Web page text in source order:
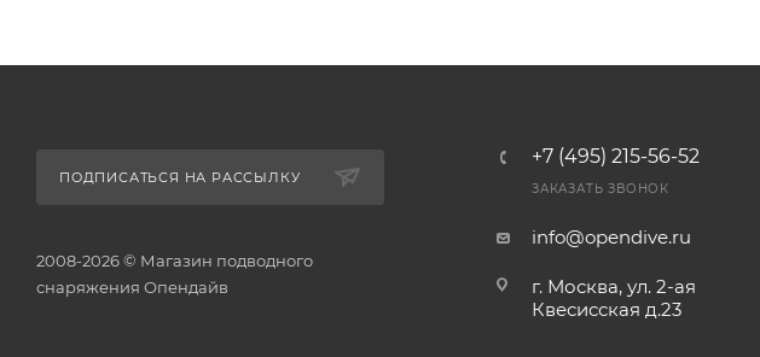
ПОДПИСАТЬСЯ НА РАССЫЛКУ
2008-2026 © Магазин подводного
снаряжения Опендайв
+7 (495) 215-56-52
ЗАКАЗАТЬ ЗВОНОК
info@opendive.ru
г. Москва, ул. 2-ая
Квесисская д.23